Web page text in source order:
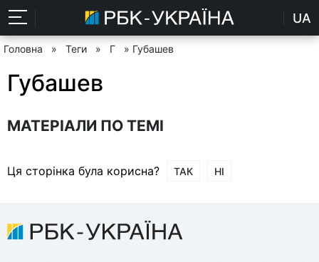
UA
Головна » Теги » Г » Губашев
Губашев
МАТЕРІАЛИ ПО ТЕМІ
Ця сторінка була корисна? ТАК НІ